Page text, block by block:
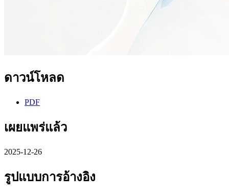
ดาวน์โหลด
PDF
เผยแพร่แล้ว
2025-12-26
รูปแบบการอ้างอิง